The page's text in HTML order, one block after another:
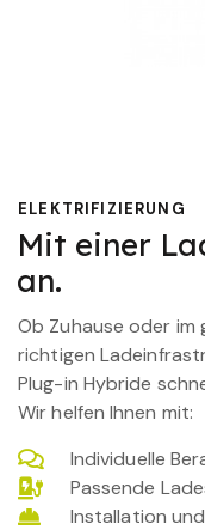
ELEKTRIFIZIERUNG
Mit einer
an.
Ob Zuhause oder
richtigen
Plug-in Hybride
Wir helfen Ihnen mit:
Individuelle
Passende
Installation